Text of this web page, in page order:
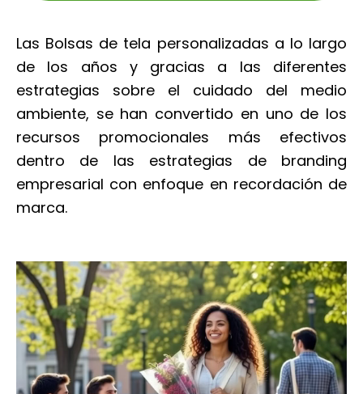
Las Bolsas de tela personalizadas a lo largo
de los años y gracias a las diferentes
estrategias sobre el cuidado del medio
ambiente, se han convertido en uno de los
recursos promocionales más efectivos
dentro de las estrategias de branding
empresarial con enfoque en recordación de
marca.